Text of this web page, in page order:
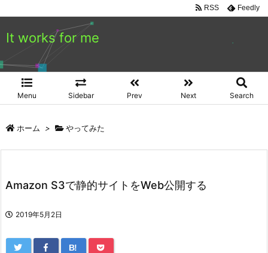
It works for me
Menu Sidebar Prev Next Search
RSS Feedly
ホーム > やってみた
Amazon S3で静的サイトをWeb公開する
2019年5月2日
B!